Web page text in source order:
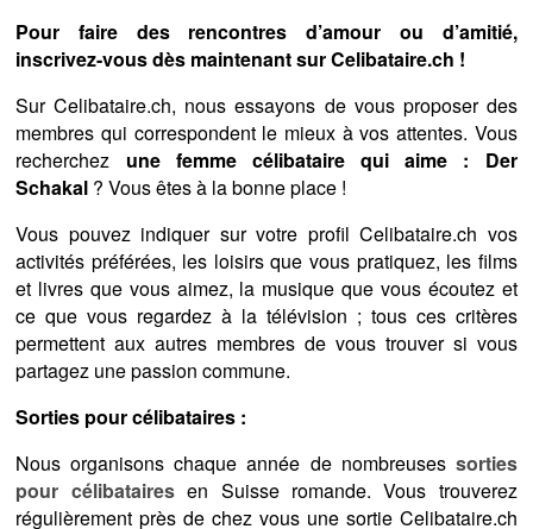
Pour faire des rencontres d’amour ou d’amitié,
inscrivez-vous dès maintenant sur Celibataire.ch !
Sur Celibataire.ch, nous essayons de vous proposer des
membres qui correspondent le mieux à vos attentes. Vous
recherchez une femme célibataire qui aime : Der
Schakal ? Vous êtes à la bonne place !
Vous pouvez indiquer sur votre profil Celibataire.ch vos
activités préférées, les loisirs que vous pratiquez, les films
et livres que vous aimez, la musique que vous écoutez et
ce que vous regardez à la télévision ; tous ces critères
permettent aux autres membres de vous trouver si vous
partagez une passion commune.
Sorties pour célibataires :
Nous organisons chaque année de nombreuses sorties
pour célibatairesen Suisse romande. Vous trouverez
régulièrement près de chez vous une sortie Celibataire.ch